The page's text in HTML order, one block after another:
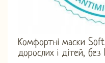
Комфортні маски
дорослих і дітей, без